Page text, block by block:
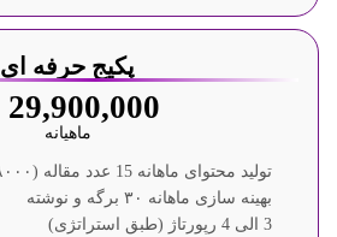
پکیج حرفه ای
29,900,000
ماهیانه
تولید محتوای ماهانه 15 عدد مقاله (۱۸۰۰۰ کلمه)
بهینه سازی ماهانه ۳۰ برگه و نوشته
3 الی 4 رپورتاژ (طبق استراتژی)